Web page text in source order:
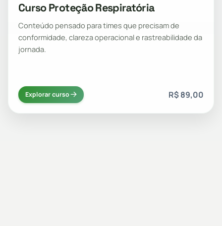
Curso Proteção Respiratória
Conteúdo pensado para times que precisam de
conformidade, clareza operacional e rastreabilidade da
jornada.
Explorar curso R$ 89,00